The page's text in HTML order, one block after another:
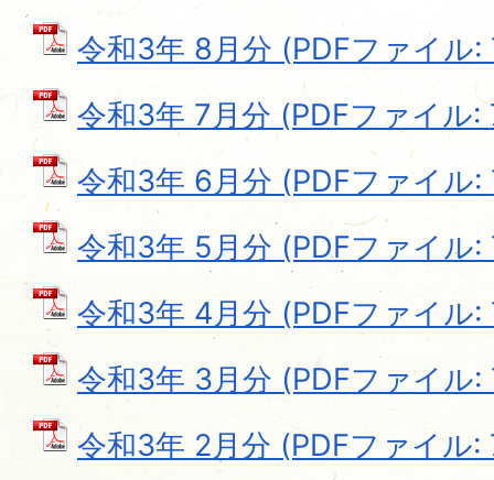
令和3年 8月分 (PDFファイル:
令和3年 7月分 (PDFファイル:
令和3年 6月分 (PDFファイル:
令和3年 5月分 (PDFファイル:
令和3年 4月分 (PDFファイル:
令和3年 3月分 (PDFファイル:
令和3年 2月分 (PDFファイル: